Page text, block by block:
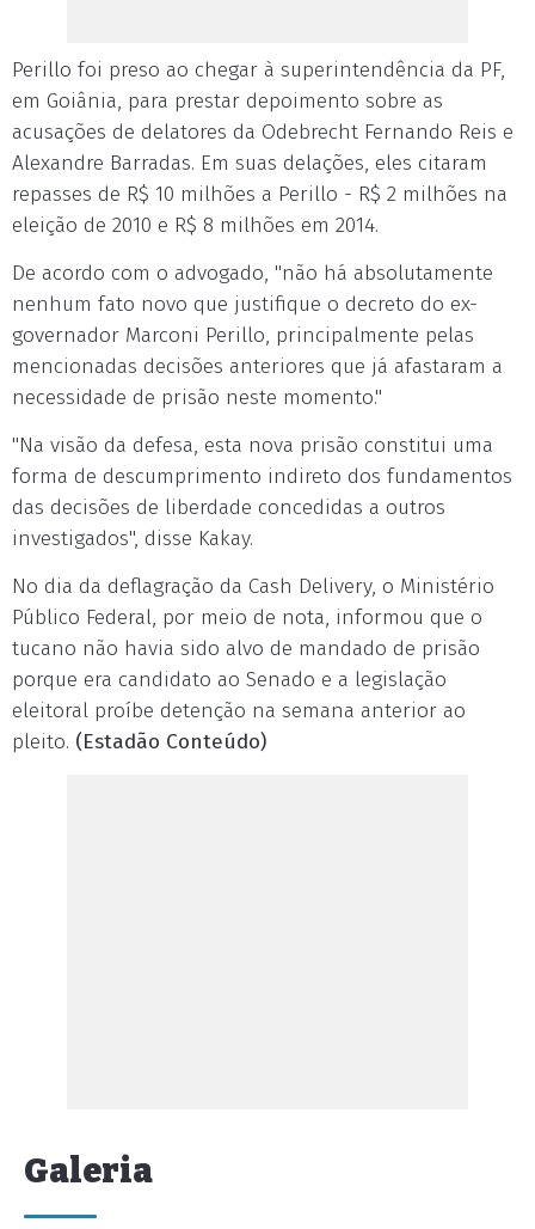
Perillo foi preso ao chegar à superintendência da PF,
em Goiânia, para prestar depoimento sobre as
acusações de delatores da Odebrecht Fernando Reis e
Alexandre Barradas. Em suas delações, eles citaram
repasses de R$ 10 milhões a Perillo - R$ 2 milhões na
eleição de 2010 e R$ 8 milhões em 2014.
De acordo com o advogado, "não há absolutamente
nenhum fato novo que justifique o decreto do ex-
governador Marconi Perillo, principalmente pelas
mencionadas decisões anteriores que já afastaram a
necessidade de prisão neste momento."
"Na visão da defesa, esta nova prisão constitui uma
forma de descumprimento indireto dos fundamentos
das decisões de liberdade concedidas a outros
investigados", disse Kakay.
No dia da deflagração da Cash Delivery, o Ministério
Público Federal, por meio de nota, informou que o
tucano não havia sido alvo de mandado de prisão
porque era candidato ao Senado e a legislação
eleitoral proíbe detenção na semana anterior ao
pleito. (Estadão Conteúdo)
Galeria